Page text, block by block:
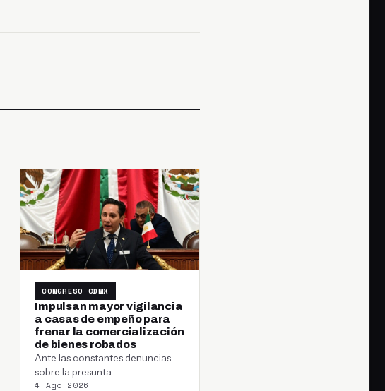
CONGRESO CDMX
Impulsan mayor vigilancia
a casas de empeño para
frenar la comercialización
de bienes robados
Ante las constantes denuncias
sobre la presunta
comercialización de bienes con
4 Ago 2026